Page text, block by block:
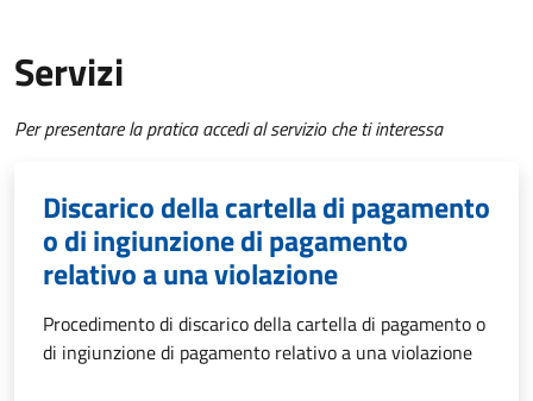
Servizi
Per presentare la pratica accedi al servizio che ti interessa
Discarico della cartella di pagamento
o di ingiunzione di pagamento
relativo a una violazione
Procedimento di discarico della cartella di pagamento o
di ingiunzione di pagamento relativo a una violazione